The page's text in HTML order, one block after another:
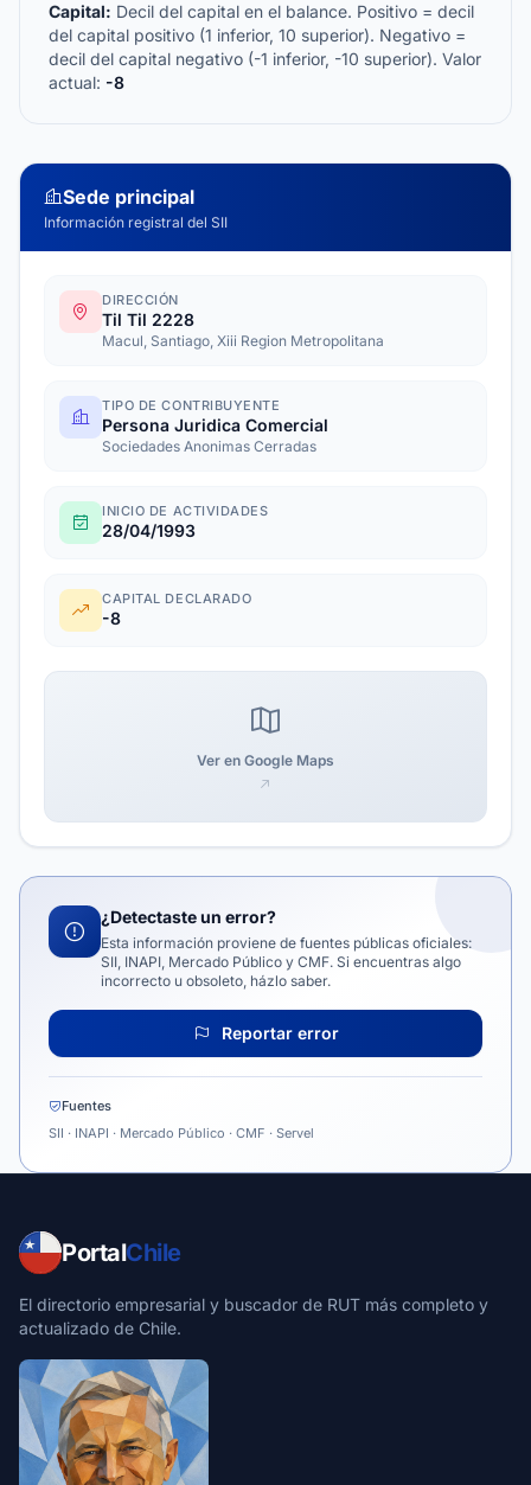
Capital: Decil del capital en el balance. Positivo = decil
del capital positivo (1 inferior, 10 superior). Negativo =
decil del capital negativo (-1 inferior, -10 superior). Valor
actual: -8
Sede principal
Información registral del SII
DIRECCIÓN
Til Til 2228
Macul, Santiago, Xiii Region Metropolitana
TIPO DE CONTRIBUYENTE
Persona Juridica Comercial
Sociedades Anonimas Cerradas
INICIO DE ACTIVIDADES
28/04/1993
CAPITAL DECLARADO
-8
Ver en Google Maps
¿Detectaste un error?
Esta información proviene de fuentes públicas oficiales:
SII, INAPI, Mercado Público y CMF. Si encuentras algo
incorrecto u obsoleto, házlo saber.
Reportar error
Fuentes
SII · INAPI · Mercado Público · CMF · Servel
PortalChile
El directorio empresarial y buscador de RUT más completo y
actualizado de Chile.